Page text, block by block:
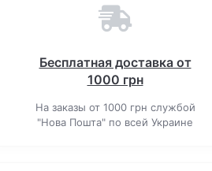
Бесплатная доставка от
1000 грн
На заказы от 1000 грн службой
"Нова Пошта" по всей Украине